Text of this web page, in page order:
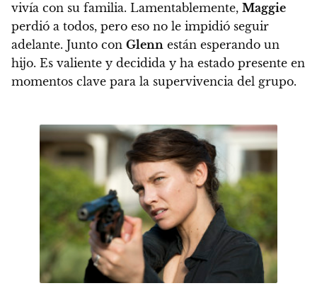
vivía con su familia. Lamentablemente, Maggie
perdió a todos, pero eso no le impidió seguir
adelante. Junto con Glenn están esperando un
hijo. Es valiente y decidida y ha estado presente en
momentos clave para la supervivencia del grupo.